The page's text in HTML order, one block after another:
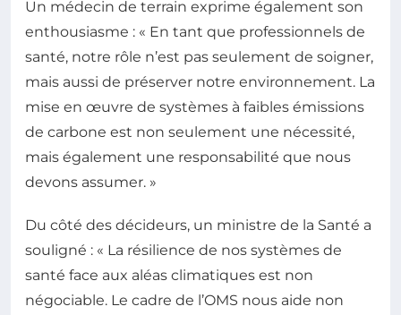
Un médecin de terrain exprime également son
enthousiasme : « En tant que professionnels de
santé, notre rôle n’est pas seulement de soigner,
mais aussi de préserver notre environnement. La
mise en œuvre de systèmes à faibles émissions
de carbone est non seulement une nécessité,
mais également une responsabilité que nous
devons assumer. »
Du côté des décideurs, un ministre de la Santé a
souligné : « La résilience de nos systèmes de
santé face aux aléas climatiques est non
négociable. Le cadre de l’OMS nous aide non